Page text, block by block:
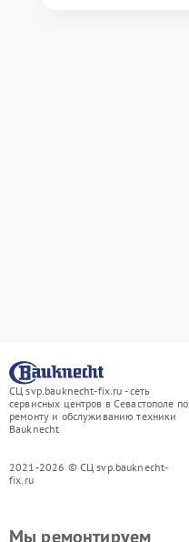
СЦ svp.bauknecht-fix.ru - сеть
сервисных центров в Севастополе по
ремонту и обслуживанию техники
Bauknecht
2021-2026 © СЦ svp.bauknecht-
fix.ru
Мы ремонтируем